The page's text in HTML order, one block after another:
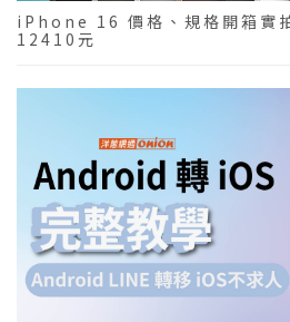
iPhone 16 價格、規格開箱實
12410元